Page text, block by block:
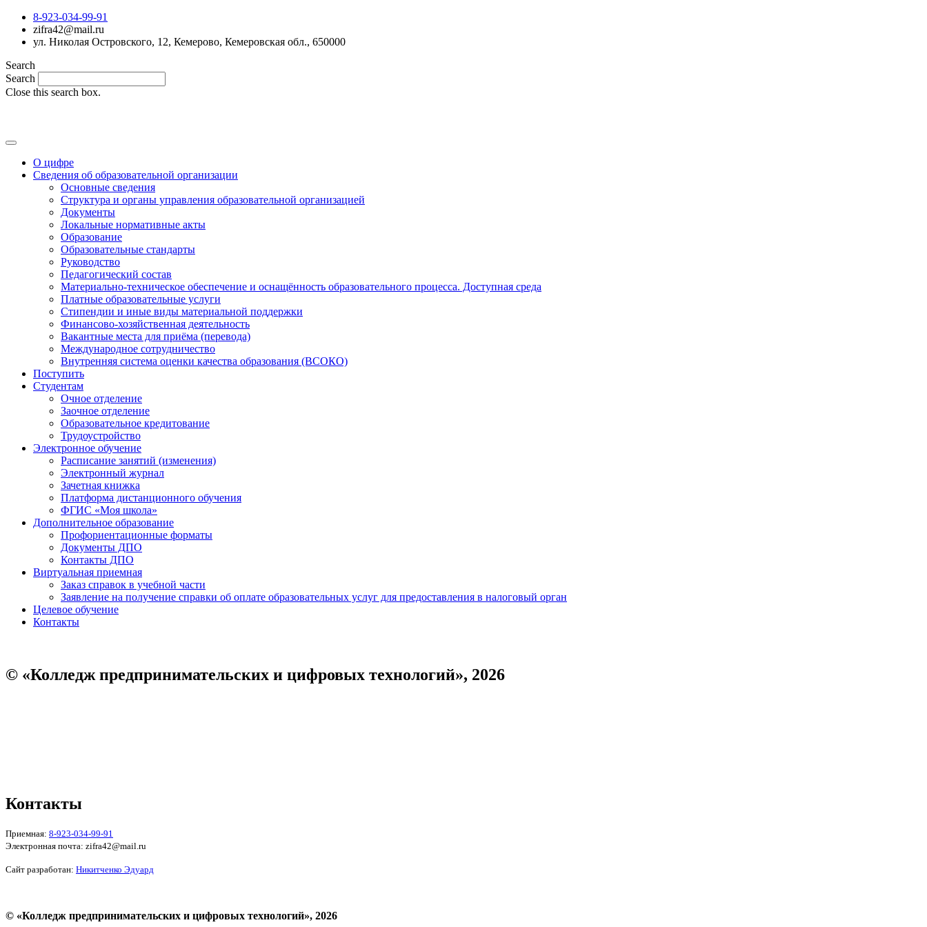
8-923-034-99-91
zifra42@mail.ru
ул. Николая Островского, 12, Кемерово, Кемеровская обл., 650000
Search
Search
Close this search box.
О цифре
Сведения об образовательной организации
Основные сведения
Структура и органы управления образовательной организацией
Документы
Локальные нормативные акты
Образование
Образовательные стандарты
Руководство
Педагогический состав
Материально-техническое обеспечение и оснащённость образовательного процесса. Доступная среда
Платные образовательные услуги
Стипендии и иные виды материальной поддержки
Финансово-хозяйственная деятельность
Вакантные места для приёма (перевода)
Международное сотрудничество
Внутренняя система оценки качества образования (ВСОКО)
Поступить
Студентам
Очное отделение
Заочное отделение
Образовательное кредитование
Трудоустройство
Электронное обучение
Расписание занятий (изменения)
Электронный журнал
Зачетная книжка
Платформа дистанционного обучения
ФГИС «Моя школа»
Дополнительное образование
Профориентационные форматы
Документы ДПО
Контакты ДПО
Виртуальная приемная
Заказ справок в учебной части
Заявление на получение справки об оплате образовательных услуг для предоставления в налоговый орган
Целевое обучение
Контакты
© «Колледж предпринимательских и цифровых технологий», 2026
Контакты
Приемная: 8-923-034-99-91
Электронная почта: zifra42@mail.ru
Сайт разработан: Никитченко Эдуард
© «Колледж предпринимательских и цифровых технологий», 2026